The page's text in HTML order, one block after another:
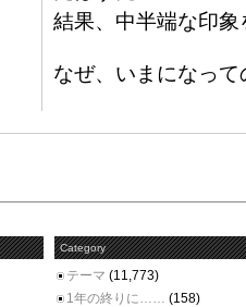
結果、中半端な印
なぜ、いまになっ
Category
テーマ (11,773)
1年の終りに…… (158)